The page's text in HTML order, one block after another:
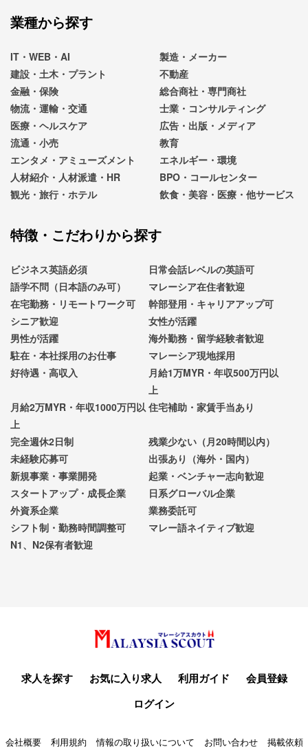
業種から探す
IT・WEB・AI
製造・メーカー
建設・土木・プラント
不動産
金融・保険
総合商社・専門商社
物流・運輸・交通
士業・コンサルティング
医療・ヘルスケア
広告・出版・メディア
流通・小売
教育
エンタメ・アミューズメント
エネルギー・環境
人材紹介・人材派遣・HR
BPO・コールセンター
観光・旅行・ホテル
飲食・美容・医療・他サービス
特徴・こだわりから探す
ビジネス英語必須
日常会話レベルの英語可
語学不問（日本語のみ可）
マレーシア在住者歓迎
在宅勤務・リモートワーク可
幹部登用・キャリアアップ可
シニア歓迎
女性が活躍
男性が活躍
海外勤務・留学経験者歓迎
駐在・本社採用のお仕事
マレーシア現地採用
好待遇・高収入
月給1万MYR・年収500万円以
上
月給2万MYR・年収1000万円以
上
住宅補助・家賃手当あり
完全週休2日制
残業少ない（月20時間以内）
未経験応募可
出張あり（海外・国内）
新規事業・事業開発
起業・ベンチャー志向歓迎
スタートアップ・成長企業
日系グローバル企業
外資系企業
業務委託可
シフト制・勤務時間調整可
マレー語ネイティブ歓迎
N1、N2保有者歓迎
求人を探す お気に入り求人 利用ガイド
会員登録
ログイン
会社概要 利用規約 情報の取り扱いについて お問い合わせ 掲載依頼